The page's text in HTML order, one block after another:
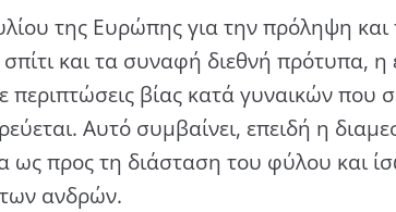
της Ευρώπης για την πρόληψη και
και τα συναφή διεθνή πρότυπα,
βίας κατά γυναικών που
Αυτό συμβαίνει, επειδή η
ως προς τη διάσταση του φύλου και
των ανδρών.